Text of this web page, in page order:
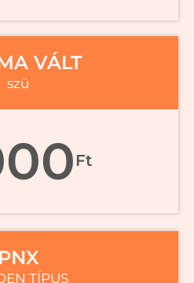
VÁLT
szü
Ft
PNX
TÍPUS